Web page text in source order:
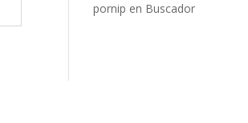
pornip en Buscador